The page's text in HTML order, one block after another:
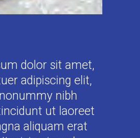
dolor sit amet,
adipiscing elit,
nibh
ut laoreet
aliquam erat